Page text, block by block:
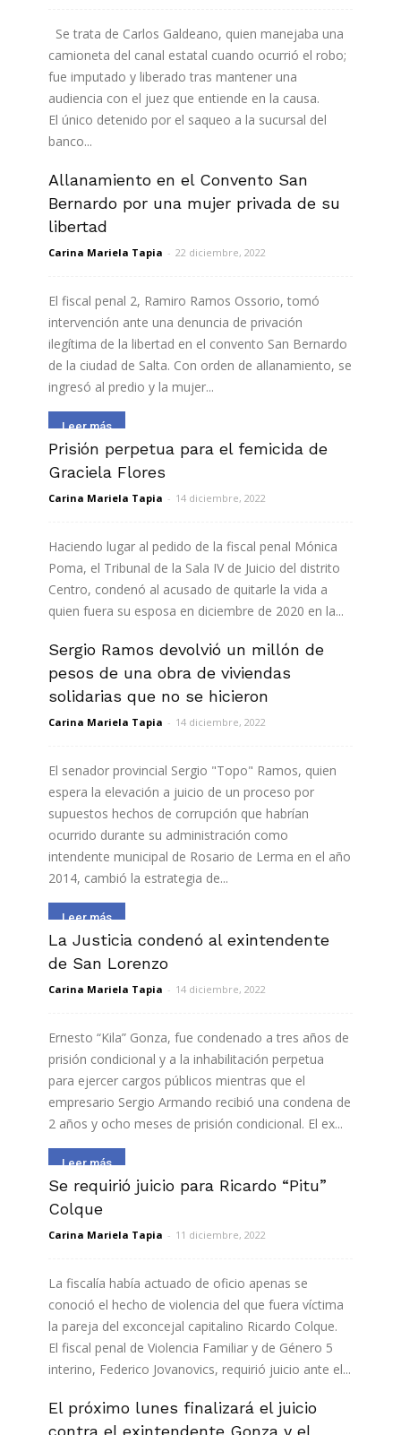
Se trata de Carlos Galdeano, quien manejaba una
camioneta del canal estatal cuando ocurrió el robo;
fue imputado y liberado tras mantener una
audiencia con el juez que entiende en la causa.
El único detenido por el saqueo a la sucursal del
banco...
Leer más
Allanamiento en el Convento San
Bernardo por una mujer privada de su
libertad
Carina Mariela Tapia - 22 diciembre, 2022
El fiscal penal 2, Ramiro Ramos Ossorio, tomó
intervención ante una denuncia de privación
ilegítima de la libertad en el convento San Bernardo
de la ciudad de Salta. Con orden de allanamiento, se
ingresó al predio y la mujer...
Leer más
Prisión perpetua para el femicida de
Graciela Flores
Carina Mariela Tapia - 14 diciembre, 2022
Haciendo lugar al pedido de la fiscal penal Mónica
Poma, el Tribunal de la Sala IV de Juicio del distrito
Centro, condenó al acusado de quitarle la vida a
quien fuera su esposa en diciembre de 2020 en la...
Leer más
Sergio Ramos devolvió un millón de
pesos de una obra de viviendas
solidarias que no se hicieron
Carina Mariela Tapia - 14 diciembre, 2022
El senador provincial Sergio "Topo" Ramos, quien
espera la elevación a juicio de un proceso por
supuestos hechos de corrupción que habrían
ocurrido durante su administración como
intendente municipal de Rosario de Lerma en el año
2014, cambió la estrategia de...
Leer más
La Justicia condenó al exintendente
de San Lorenzo
Carina Mariela Tapia - 14 diciembre, 2022
Ernesto “Kila” Gonza, fue condenado a tres años de
prisión condicional y a la inhabilitación perpetua
para ejercer cargos públicos mientras que el
empresario Sergio Armando recibió una condena de
2 años y ocho meses de prisión condicional. El ex...
Leer más
Se requirió juicio para Ricardo “Pitu”
Colque
Carina Mariela Tapia - 11 diciembre, 2022
La fiscalía había actuado de oficio apenas se
conoció el hecho de violencia del que fuera víctima
la pareja del exconcejal capitalino Ricardo Colque.
El fiscal penal de Violencia Familiar y de Género 5
interino, Federico Jovanovics, requirió juicio ante el...
Leer más
El próximo lunes finalizará el juicio
contra el exintendente Gonza y el